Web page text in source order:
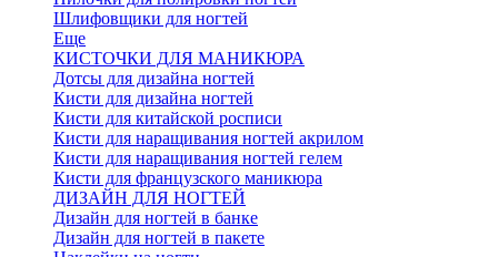
Шлифовщики для ногтей
Еще
КИСТОЧКИ ДЛЯ МАНИКЮРА
Дотсы для дизайна ногтей
Кисти для дизайна ногтей
Кисти для китайской росписи
Кисти для наращивания ногтей акрилом
Кисти для наращивания ногтей гелем
Кисти для французского маникюра
ДИЗАЙН ДЛЯ НОГТЕЙ
Дизайн для ногтей в банке
Дизайн для ногтей в пакете